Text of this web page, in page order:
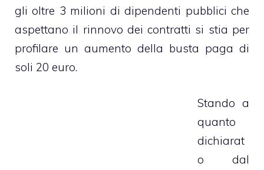
gli oltre 3 milioni di dipendenti pubblici che
aspettano il rinnovo dei contratti si stia per
profilare un aumento della busta paga di
soli 20 euro.
Stando a
quanto
dichiarat
o dal